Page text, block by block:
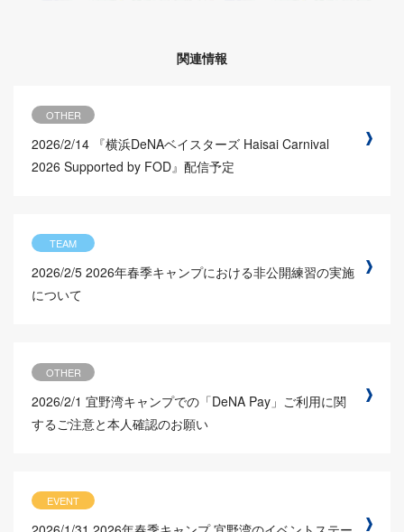
関連情報
OTHER
2026/2/14 『横浜DeNAベイスターズ Haisai Carnival
2026 Supported by FOD』配信予定
TEAM
2026/2/5 2026年春季キャンプにおける非公開練習の実施
について
OTHER
2026/2/1 宜野湾キャンプでの「DeNA Pay」ご利用に関
するご注意と本人確認のお願い
EVENT